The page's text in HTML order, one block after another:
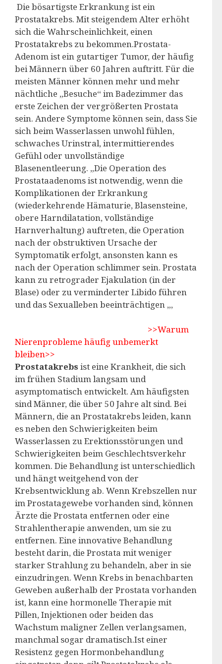
Die bösartigste Erkrankung ist ein
Prostatakrebs. Mit steigendem Alter erhöht
sich die Wahrscheinlichkeit, einen
Prostatakrebs zu bekommen.Prostata-
Adenom ist ein gutartiger Tumor, der häufig
bei Männern über 60 Jahren auftritt. Für die
meisten Männer können mehr und mehr
nächtliche „Besuche“ im Badezimmer das
erste Zeichen der vergrößerten Prostata
sein. Andere Symptome können sein, dass Sie
sich beim Wasserlassen unwohl fühlen,
schwaches Urinstral, intermittierendes
Gefühl oder unvollständige
Blasenentleerung. „Die Operation des
Prostataadenoms ist notwendig, wenn die
Komplikationen der Erkrankung
(wiederkehrende Hämaturie, Blasensteine,
obere Harndilatation, vollständige
Harnverhaltung) auftreten, die Operation
nach der obstruktiven Ursache der
Symptomatik erfolgt, ansonsten kann es
nach der Operation schlimmer sein. Prostata
kann zu retrograder Ejakulation (in der
Blase) oder zu verminderter Libido führen
und das Sexualleben beeinträchtigen „,
>>Warum
Nierenprobleme häufig unbemerkt
bleiben>>
Prostatakrebs ist eine Krankheit, die sich
im frühen Stadium langsam und
asymptomatisch entwickelt. Am häufigsten
sind Männer, die über 50 Jahre alt sind. Bei
Männern, die an Prostatakrebs leiden, kann
es neben den Schwierigkeiten beim
Wasserlassen zu Erektionsstörungen und
Schwierigkeiten beim Geschlechtsverkehr
kommen. Die Behandlung ist unterschiedlich
und hängt weitgehend von der
Krebsentwicklung ab. Wenn Krebszellen nur
im Prostatagewebe vorhanden sind, können
Ärzte die Prostata entfernen oder eine
Strahlentherapie anwenden, um sie zu
entfernen. Eine innovative Behandlung
besteht darin, die Prostata mit weniger
starker Strahlung zu behandeln, aber in sie
einzudringen. Wenn Krebs in benachbarten
Geweben außerhalb der Prostata vorhanden
ist, kann eine hormonelle Therapie mit
Pillen, Injektionen oder beiden das
Wachstum maligner Zellen verlangsamen,
manchmal sogar dramatisch.Ist einer
Resistenz gegen Hormonbehandlung